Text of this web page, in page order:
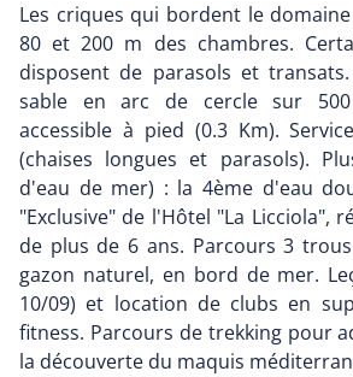
Les criques qui bordent le
80 et 200 m des chambres.
disposent de parasols et
sable en arc de cercle sur
accessible à pied (0.3 Km).
(chaises longues et parasols).
d'eau de mer) : la 4ème d'eau
"Exclusive" de l'Hôtel "La Licciola",
de plus de 6 ans. Parcours 3
gazon naturel, en bord de mer.
10/09) et location de clubs en
fitness. Parcours de trekking pour
la découverte du maquis